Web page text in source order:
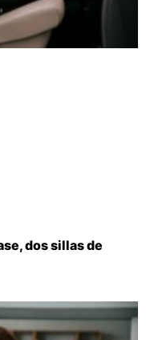
dos sillas de